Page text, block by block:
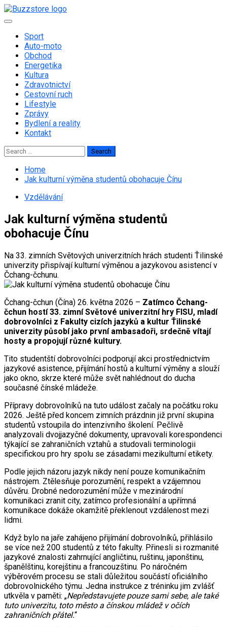
Skip
to
Primary
Sport
Auto-moto
Obchod
Energetika
Kultura
Zdravotnictví
Cestovní ruch
Lifestyle
Zprávy
Bydlení a reality
Kontakt
Search
for:
Home
Jak kulturní výměna studentů obohacuje Čínu
Vzdělávání
Jak kulturní výměna studentů
obohacuje Čínu
Na 33. zimních Světových univerzitních hrách studenti Ťilinské
univerzity přispívají kulturní výměnou a jazykovou asistencí v
Čchang-čchunu.
Čchang-čchun (Čína) 26. května 2026 – Zatímco Čchang-
čchun hostí 33. zimní Světové univerzitní hry FISU, mladí
dobrovolníci z Fakulty cizích jazyků a kultur Ťilinské
univerzity působí jako první ambasadoři, srdečně vítají
hosty a propojují různé kultury.
Tito studentští dobrovolníci podporují akci prostřednictvím
jazykové asistence, přijímání hostů a kulturní výměny a slouží
jako okno, skrze které může svět nahlédnout do ducha
současné čínské mládeže.
Přípravy dobrovolníků na tuto událost začaly na počátku roku
2026. Ještě před koncem zimních prázdnin již první skupina
studentů vstoupila do intenzivního školení. Pečlivě
analyzovali dvojjazyčné dokumenty, upravovali korespondenci
týkající se zahraničních vztahů a studovali terminologii
specifickou pro hry spolu se zásadami mezikulturní etikety.
Podle jejich názoru jazyk nikdy není pouze komunikačním
nástrojem. Ztělesňuje porozumění, respekt a vzájemnou
důvěru. Drobné nedorozumění může v mezinárodní
komunikaci zranit city, zatímco profesionální a upřímná
komunikace dokáže okamžitě překlenout vzdálenost mezi
lidmi.
Když bylo na jaře zahájeno přijímání dobrovolníků, přihlásilo
se více než 200 studentů z této fakulty. Přinesli si rozmanité
jazykové znalosti zahrnující angličtinu, ruštinu, japonštinu,
španělštinu, korejštinu a francouzštinu. Po náročném
výběrovém procesu se stali důležitou součástí oficiálního
dobrovolnického týmu. Jedna instrukce z tréninku jim zvlášť
utkvěla v paměti: „Nepředstavujete pouze sami sebe, ale také
tuto univerzitu, toto město a čínskou mládež v očích
zahraničních přátel.“